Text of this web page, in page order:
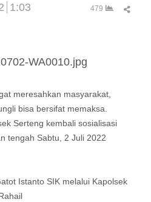
1:03
479
meresahkan masyarakat,
bisa bersifat memaksa.
Serteng kembali sosialisasi
tengah Sabtu, 2 Juli 2022
Istanto SIK melalui Kapolsek